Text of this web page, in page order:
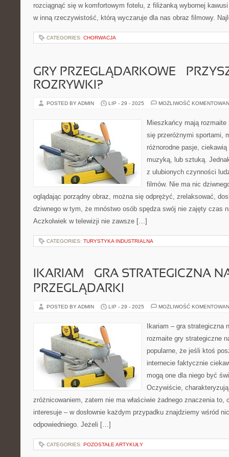
rozciągnąć się w komfortowym fotelu, z filiżanką wybornej
w inną rzeczywistość, którą wyczaruje dla nas obraz filmowy.
CATEGORIES: CHORWACJA
GRY PRZEGLĄDARKOWE –
ROZRYWKI?
POSTED BY ADMIN LIP - 29 - 2025 MOŻLIWOŚĆ
Mieszkańcy mają
się przeróżnymi sportami,
różnorodne pasje,
muzyką, lub sztuką.
z ulubionych czynności
filmów. Nie ma nic
oglądając porządny obraz, można się odprężyć, zrelaksować,
dziwnego w tym, że mnóstwo osób spędza swój nie zajęty czas
Aczkolwiek w telewizji nie zawsze […]
CATEGORIES: TURYSTYKA INDUSTRIALNA
IKARIAM – GRA STRATEGICZNA
PRZEGLĄDARKI
POSTED BY ADMIN LIP - 29 - 2025 MOŻLIWOŚĆ
Ikariam – gra strategiczna
rozmaite gry strategiczne
popularne, że jeśli ktoś
internecie faktycznie
mogą one dla niego być
Oczywiście,
zróżnicowaniem, zatem nie ma właściwie żadnego znaczenia to,
interesuje – w dosłownie każdym przypadku znajdziemy wśród
odpowiedniego. Jeżeli […]
CATEGORIES: POZOSTAŁE ARTYKUŁY